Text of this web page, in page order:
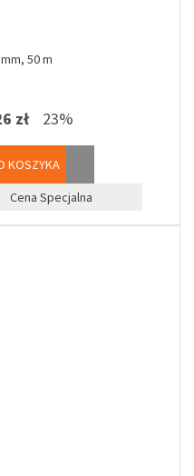
50 m
zł 23%
KOSZYKA
Cena Specjalna